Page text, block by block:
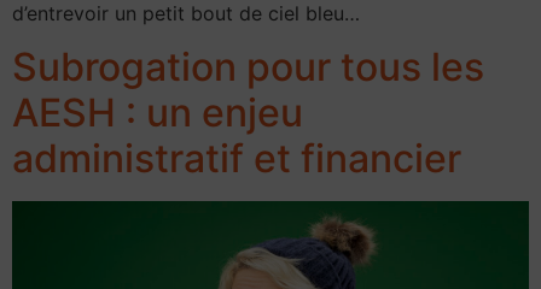
d’entrevoir un petit bout de ciel bleu…
Subrogation pour tous les
AESH : un enjeu
administratif et financier